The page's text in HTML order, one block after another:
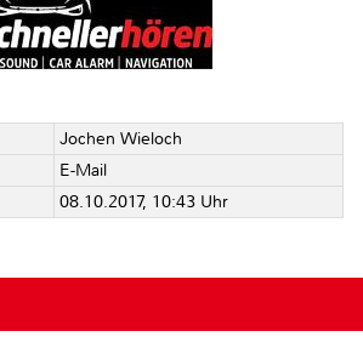
Jochen Wieloch
E-Mail
08.10.2017, 10:43 Uhr